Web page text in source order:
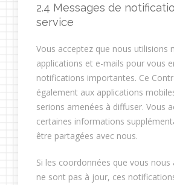
2.4 Messages de
service
Vous acceptez que nous utilisions
applications et e-mails pour vous
notifications importantes. Ce
également aux applications
serions amenées à diffuser. Vous
certaines informations
être partagées avec nous.
Si les coordonnées que vous nous
ne sont pas à jour, ces